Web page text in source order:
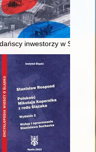
w XVI-
inwestorzy w